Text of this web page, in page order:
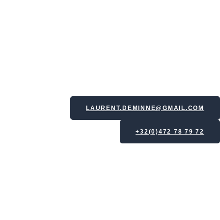
LAURENT.DEMINNE@GMAIL.COM
+32(0)472 78 79 72